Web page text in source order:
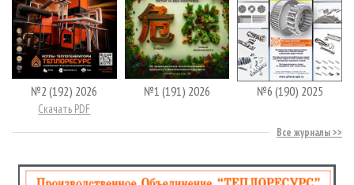
№2 (192) 2026
Скачать PDF
№1 (191) 2026 №6 (190) 2025
Все журналы